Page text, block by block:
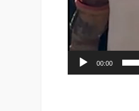
00:00